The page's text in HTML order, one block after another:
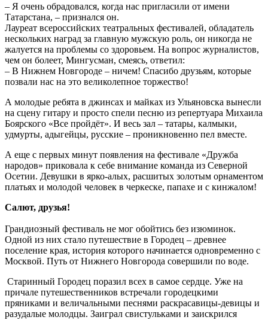
– Я очень обрадовался, когда нас пригласили от имени
Татарстана, – признался он.
Лауреат всероссийских театральных фестивалей, обладатель
нескольких наград за главную мужскую роль, он никогда не
жалуется на проблемы со здоровьем. На вопрос журналистов,
чем он болеет, Мингусман, смеясь, ответил:
– В Нижнем Новгороде – ничем! Спасибо друзьям, которые
позвали нас на это великолепное торжество!
А молодые ребята в джинсах и майках из Ульяновска вынесли
на сцену гитару и просто спели песню из репертуара Михаила
Боярского «Все пройдёт». И весь зал – татары, калмыки,
удмурты, адыгейцы, русские – проникновенно пел вместе.
А еще с первых минут появления на фестивале «Дружба
народов» приковала к себе внимание команда из Северной
Осетии. Девушки в ярко-алых, расшитых золотым орнаментом
платьях и молодой человек в черкеске, папахе и с кинжалом!
Салют, друзья!
Грандиозный фестиваль не мог обойтись без изюминок.
Одной из них стало путешествие в Городец – древнее
поселение края, история которого начинается одновременно с
Москвой. Путь от Нижнего Новгорода совершили по воде.
Старинный Городец поразил всех в самое сердце. Уже на
причале путешественников встречали городецкими
пряниками и величальными песнями раскрасавицы-девицы и
разудалые молодцы. Заиграл свистульками и заискрился